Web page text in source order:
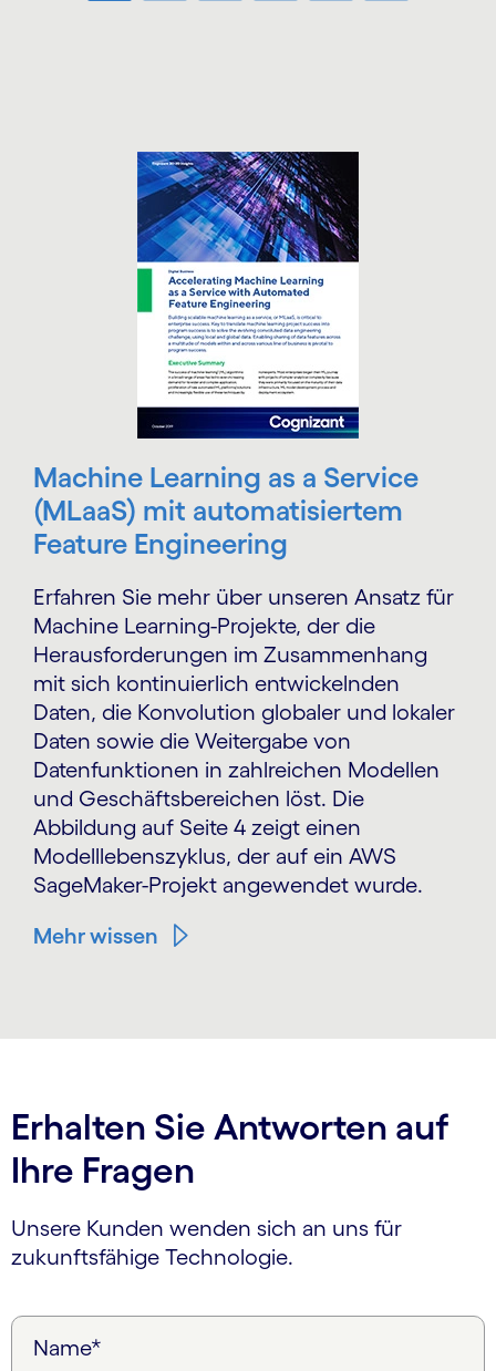
Machine Learning as a Service
(MLaaS) mit automatisiertem
Feature Engineering
Erfahren Sie mehr über unseren Ansatz für
Machine Learning-Projekte, der die
Herausforderungen im Zusammenhang
mit sich kontinuierlich entwickelnden
Daten, die Konvolution globaler und lokaler
Daten sowie die Weitergabe von
Datenfunktionen in zahlreichen Modellen
und Geschäftsbereichen löst. Die
Abbildung auf Seite 4 zeigt einen
Modelllebenszyklus, der auf ein AWS
SageMaker-Projekt angewendet wurde.
Mehr wissen
Erhalten Sie Antworten auf
Ihre Fragen
Unsere Kunden wenden sich an uns für
zukunftsfähige Technologie.
Name*